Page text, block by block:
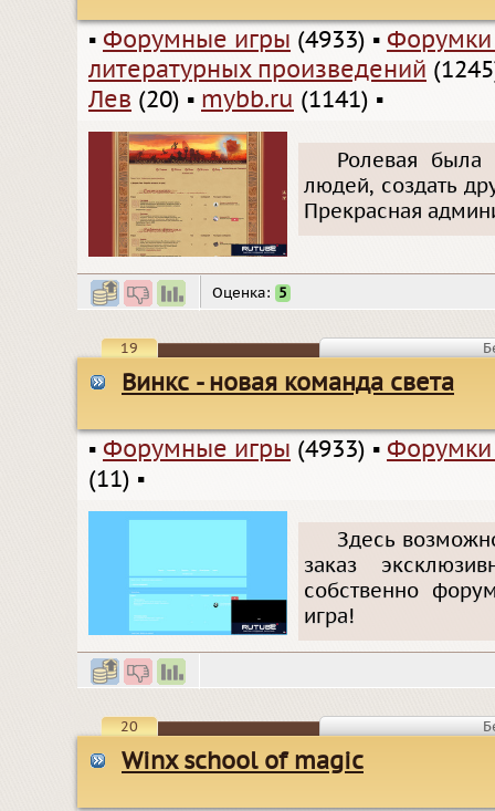
▪ Форумные игры (4933) ▪
литературных произведений
Лев (20) ▪ mybb.ru (1141) ▪
Ролевая была
людей, создать
Прекрасная
Оценка: 5
19
Винкс - новая команда света
▪ Форумные игры (4933) ▪
(11) ▪
Здесь
заказ
собственно
игра!
20
Winx school of magic